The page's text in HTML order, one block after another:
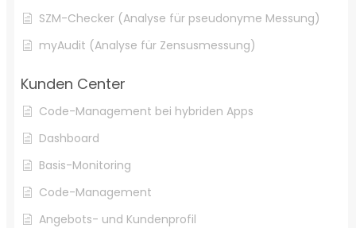
SZM-Checker (Analyse für pseudonyme Messung)
myAudit (Analyse für Zensusmessung)
Kunden Center
Code-Management bei hybriden Apps
Dashboard
Basis-Monitoring
Code-Management
Angebots- und Kundenprofil